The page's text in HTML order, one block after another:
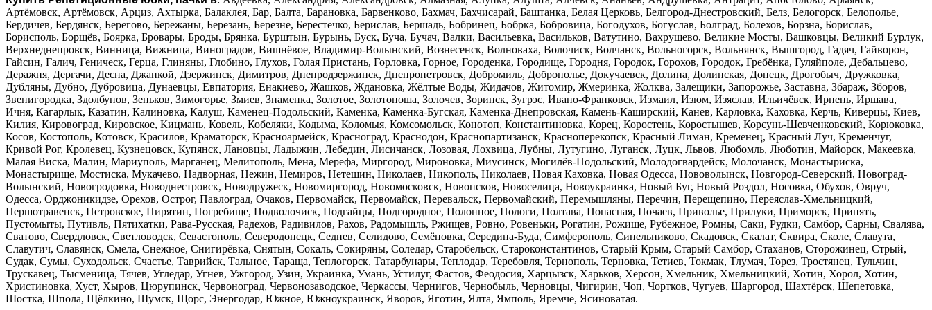
Артёмовск, Артёмовск, Арциз, Ахтырка, Балаклея, Бар, Балта, Барановка, Барвенково, Бахмач, Бахчисарай, Баштанка, Белая Церковь, Белгород-Днестровский, Белз, Белогорск, Белополье,
Бердичев, Бердянск, Берегово, Бережаны, Березань, Березне, Берестечко, Берислав, Бершадь, Бобринец, Бобрка, Бобровица, Богодухов, Богуслав, Болград, Болехов, Борзна, Борислав,
Борисполь, Борщёв, Боярка, Бровары, Броды, Брянка, Бурштын, Бурынь, Буск, Буча, Бучач, Валки, Васильевка, Васильков, Ватутино, Вахрушево, Великие Мосты, Вашковцы, Великий Бурлук,
Верхнеднепровск, Винница, Вижница, Виноградов, Вишнёвое, Владимир-Волынский, Вознесенск, Волноваха, Волочиск, Волчанск, Вольногорск, Вольнянск, Вышгород, Гадяч, Гайворон,
Гайсин, Галич, Геническ, Герца, Глиняны, Глобино, Глухов, Голая Пристань, Горловка, Горное, Городенка, Городище, Городня, Городок, Горохов, Городок, Гребёнка, Гуляйполе, Дебальцево,
Деражня, Дергачи, Десна, Джанкой, Дзержинск, Димитров, Днепродзержинск, Днепропетровск, Добромиль, Доброполье, Докучаевск, Долина, Долинская, Донецк, Дрогобыч, Дружковка,
Дубляны, Дубно, Дубровица, Дунаевцы, Евпатория, Енакиево, Жашков, Ждановка, Жёлтые Воды, Жидачов, Житомир, Жмеринка, Жолква, Залещики, Запорожье, Заставна, Збараж, Зборов,
Звенигородка, Здолбунов, Зеньков, Зимогорье, Змиев, Знаменка, Золотое, Золотоноша, Золочев, Зоринск, Зугрэс, Ивано-Франковск, Измаил, Изюм, Изяслав, Ильичёвск, Ирпень, Иршава,
Ичня, Кагарлык, Казатин, Калиновка, Калуш, Каменец-Подольский, Каменка, Каменка-Бугская, Каменка-Днепровская, Камень-Каширский, Канев, Карловка, Каховка, Керчь, Киверцы, Киев,
Килия, Кировоград, Кировское, Кицмань, Ковель, Кобеляки, Кодыма, Коломыя, Комсомольск, Конотоп, Константиновка, Корец, Коростень, Коростышев, Корсунь-Шевченковский, Корюковка,
Косов, Костополь, Котовск, Красилов, Краматорск, Красноармейск, Красноград, Краснодон, Краснопартизанск, Красноперекопск, Красный Лиман, Кременец, Красный Луч, Кременчуг,
Кривой Рог, Кролевец, Кузнецовск, Купянск, Лановцы, Ладыжин, Лебедин, Лисичанск, Лозовая, Лохвица, Лубны, Лутугино, Луганск, Луцк, Львов, Любомль, Люботин, Майорск, Макеевка,
Малая Виска, Малин, Мариуполь, Марганец, Мелитополь, Мена, Мерефа, Миргород, Мироновка, Миусинск, Могилёв-Подольский, Молодогвардейск, Молочанск, Монастыриска,
Монастырище, Мостиска, Мукачево, Надворная, Нежин, Немиров, Нетешин, Николаев, Никополь, Николаев, Новая Каховка, Новая Одесса, Нововолынск, Новгород-Северский, Новоград-
Волынский, Новогродовка, Новоднестровск, Новодружеск, Новомиргород, Новомосковск, Новопсков, Новоселица, Новоукраинка, Новый Буг, Новый Роздол, Носовка, Обухов, Овруч,
Одесса, Орджоникидзе, Орехов, Острог, Павлоград, Очаков, Первомайск, Первомайск, Перевальск, Первомайский, Перемышляны, Перечин, Перещепино, Переяслав-Хмельницкий,
Першотравенск, Петровское, Пирятин, Погребище, Подволочиск, Подгайцы, Подгородное, Полонное, Пологи, Полтава, Попасная, Почаев, Приволье, Прилуки, Приморск, Припять,
Пустомыты, Путивль, Пятихатки, Рава-Русская, Радехов, Радивилов, Рахов, Радомышль, Ржищев, Ровно, Ровеньки, Рогатин, Рожище, Рубежное, Ромны, Саки, Рудки, Самбор, Сарны, Свалява,
Сватово, Свердловск, Светловодск, Севастополь, Северодонецк, Седнев, Селидово, Семёновка, Середина-Буда, Симферополь, Синельниково, Скадовск, Скалат, Сквира, Сколе, Славута,
Славутич, Славянск, Смела, Снежное, Снигирёвка, Снятын, Сокаль, Сокиряны, Соледар, Старобельск, Староконстантинов, Старый Крым, Старый Самбор, Стаханов, Сторожинец, Стрый,
Судак, Сумы, Суходольск, Счастье, Таврийск, Тальное, Тараща, Теплогорск, Татарбунары, Теплодар, Теребовля, Тернополь, Терновка, Тетиев, Токмак, Тлумач, Торез, Тростянец, Тульчин,
Трускавец, Тысменица, Тячев, Угледар, Угнев, Ужгород, Узин, Украинка, Умань, Устилуг, Фастов, Феодосия, Харцызск, Харьков, Херсон, Хмельник, Хмельницкий, Хотин, Хорол, Хотин,
Христиновка, Хуст, Хыров, Цюрупинск, Червоноград, Червонозаводское, Черкассы, Чернигов, Чернобыль, Черновцы, Чигирин, Чоп, Чортков, Чугуев, Шаргород, Шахтёрск, Шепетовка,
Шостка, Шпола, Щёлкино, Шумск, Щорс, Энергодар, Южное, Южноукраинск, Яворов, Яготин, Ялта, Ямполь, Яремче, Ясиноватая.